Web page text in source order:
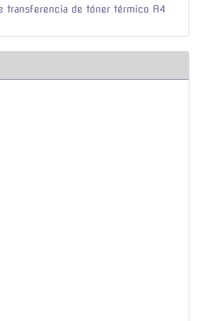
transferencia de tóner térmico A4